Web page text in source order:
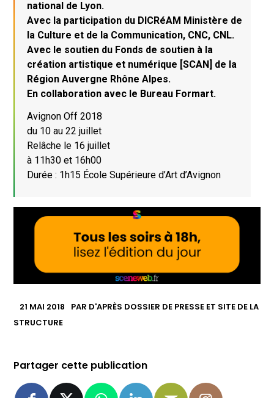
national de Lyon.
Avec la participation du DICRéAM Ministère de
la Culture et de la Communication, CNC, CNL.
Avec le soutien du Fonds de soutien à la
création artistique et numérique [SCAN] de la
Région Auvergne Rhône Alpes.
En collaboration avec le Bureau Formart.
Avignon Off 2018
du 10 au 22 juillet
Relâche le 16 juillet
à 11h30 et 16h00
Durée : 1h15 École Supérieure d’Art d’Avignon
21 MAI 2018 PAR D'APRÈS DOSSIER DE PRESSE ET SITE DE LA
STRUCTURE
Partager cette publication